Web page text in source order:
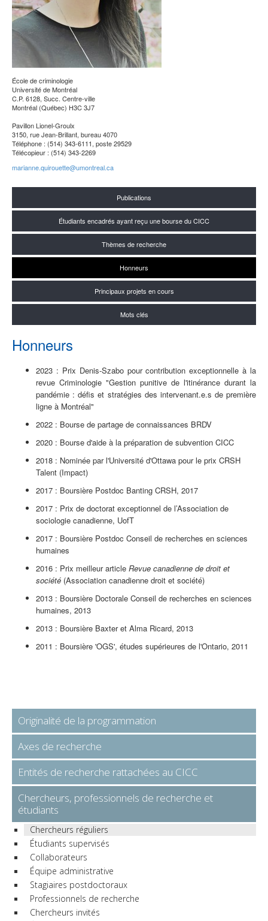
École de criminologie
Université de Montréal
C.P. 6128, Succ. Centre-ville
Montréal (Québec) H3C 3J7
Pavillon Lionel-Groulx
3150, rue Jean-Brillant, bureau 4070
Téléphone : (514) 343-6111, poste 29529
Télécopieur : (514) 343-2269
marianne.quirouette@umontreal.ca
Publications
Étudiants encadrés ayant reçu une bourse du CICC
Thèmes de recherche
Honneurs
Principaux projets en cours
Mots clés
Honneurs
2023 : Prix Denis-Szabo pour contribution exceptionnelle à la
revue Criminologie "Gestion punitive de l'itinérance durant la
pandémie : défis et stratégies des intervenant.e.s de première
ligne à Montréal"
2022 : Bourse de partage de connaissances BRDV
2020 : Bourse d'aide à la préparation de subvention CICC
2018 : Nominée par l'Université d'Ottawa pour le prix CRSH
Talent (Impact)
2017 : Boursière Postdoc Banting CRSH, 2017
2017 : Prix ​​de doctorat exceptionnel de l’Association de
sociologie canadienne, UofT
2017 : Boursière Postdoc Conseil de recherches en sciences
humaines
2016 : Prix ​​meilleur article Revue canadienne de droit et
société (Association canadienne droit et société)
2013 : Boursière Doctorale Conseil de recherches en sciences
humaines, 2013
2013 : Boursière Baxter et Alma Ricard, 2013
2011 : Boursière 'OGS', études supérieures de l'Ontario, 2011
Originalité de la programmation
Axes de recherche
Entités de recherche rattachées au CICC
Chercheurs, professionnels de recherche et
étudiants
Chercheurs réguliers
Étudiants supervisés
Collaborateurs
Équipe administrative
Stagiaires postdoctoraux
Professionnels de recherche
Chercheurs invités